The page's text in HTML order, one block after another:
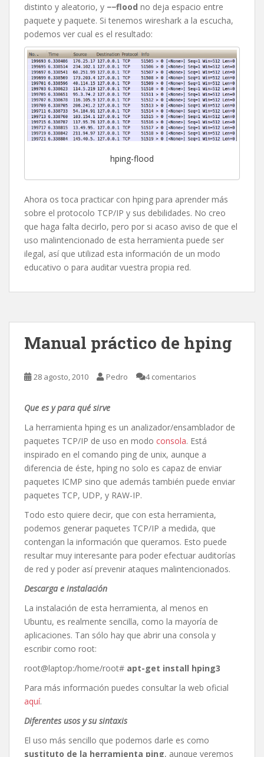
distinto y aleatorio, y −−flood no deja espacio entre
paquete y paquete. Si tenemos wireshark a la escucha,
podemos ver cual es el resultado:
hping-flood
Ahora os toca practicar con hping para aprender más
sobre el protocolo TCP/IP y sus debilidades. No creo
que haga falta decirlo, pero por si acaso aviso de que el
uso malintencionado de esta herramienta puede ser
ilegal, así que utilizad esta información de un modo
educativo o para auditar vuestra propia red.
Manual práctico de hping
28 agosto, 2010 Pedro 4 comentarios
Que es y para qué sirve
La herramienta hping es un analizador/ensamblador de
paquetes TCP/IP de uso en modo consola. Está
inspirado en el comando ping de unix, aunque a
diferencia de éste, hping no solo es capaz de enviar
paquetes ICMP sino que además también puede enviar
paquetes TCP, UDP, y RAW-IP.
Todo esto quiere decir, que con esta herramienta,
podemos generar paquetes TCP/IP a medida, que
contengan la información que queramos. Esto puede
resultar muy interesante para poder efectuar auditorías
de red y poder así prevenir ataques malintencionados.
Descarga e instalación
La instalación de esta herramienta, al menos en
Ubuntu, es realmente sencilla, como la mayoría de
aplicaciones. Tan sólo hay que abrir una consola y
escribir como root:
root@laptop:/home/root# apt-get install hping3
Para más información puedes consultar la web oficial
aquí.
Diferentes usos y su sintaxis
El uso más sencillo que podemos darle es como
sustituto de la herramienta ping, aunque veremos